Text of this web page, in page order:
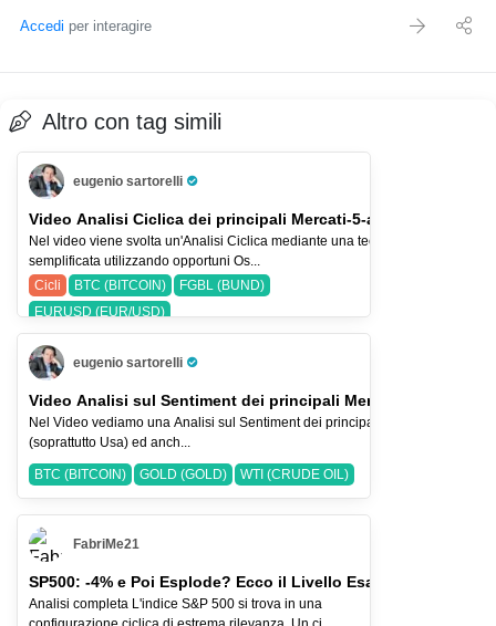
Accedi per interagire
Altro con tag simili
eugenio sartorelli
Pro Trader
Video Analisi Ciclica dei principali Mercati-5-ago-26
Nel video viene svolta un'Analisi Ciclica mediante una tecnica
semplificata utilizzando opportuni Os...
Cicli
BTC (BITCOIN)
FGBL (BUND)
EURUSD (EUR/USD)
eugenio sartorelli
Pro Trader
Video Analisi sul Sentiment dei principali Mercati-2-ago-2026
Nel Video vediamo una Analisi sul Sentiment dei principali Indici Azionari
(soprattutto Usa) ed anch...
BTC (BITCOIN) GOLD (GOLD) WTI (CRUDE OIL)
FabriMe21
SP500: -4% e Poi Esplode? Ecco il Livello Esatto
Analisi completa L'indice S&P 500 si trova in una